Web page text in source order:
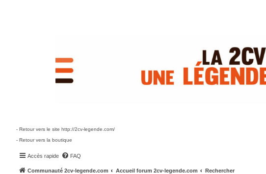
- Retour vers le site http://2cv-legende.com/
- Retour vers la boutique
Accès rapide FAQ
Communauté 2cv-legende.com Accueil forum 2cv-legende.com Rechercher